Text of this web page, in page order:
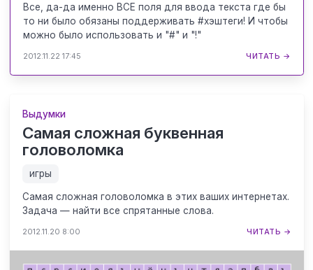
Все, да-да именно ВСЕ поля для ввода текста где бы
то ни было обязаны поддерживать #хэштеги! И чтобы
можно было использовать и "#" и "!"
2012.11.22 17:45 ЧИТАТЬ →
Выдумки
Самая сложная буквенная
головоломка
игры
Самая сложная головоломка в этих ваших интернетах.
Задача — найти все спрятанные слова.
2012.11.20 8:00 ЧИТАТЬ →